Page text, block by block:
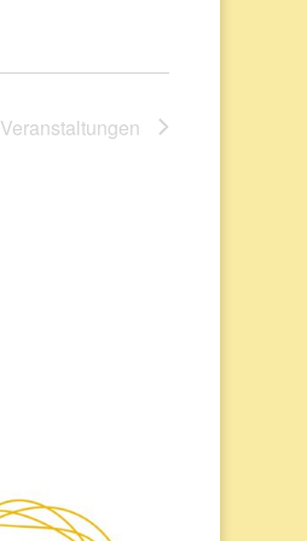
Veranstaltungen